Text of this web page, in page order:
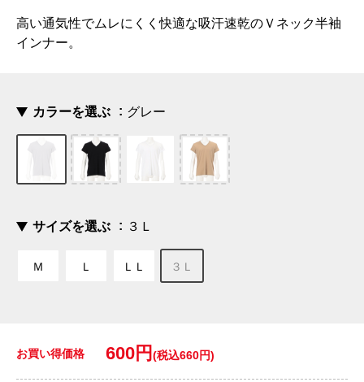
高い通気性でムレにくく快適な吸汗速乾のＶネック半袖
インナー。
カラーを選ぶ グレー
サイズを選ぶ ３Ｌ
Ｍ Ｌ ＬＬ ３Ｌ
お買い得価格 600円 (税込660円)